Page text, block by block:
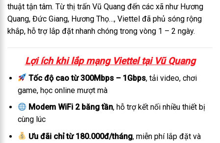
thuật tận tâm. Từ thị trấn Vũ Quang đến các xã như Hương
Quang, Đức Giang, Hương Thọ…, Viettel đã phủ sóng rộng
khắp, hỗ trợ lắp đặt nhanh chóng trong vòng 1 – 2 ngày.
Lợi ích khi lắp mạng Viettel tại Vũ Quang
Tốc độ cao từ 300Mbps – 1Gbps, tải video, chơi
game, học online mượt mà
Modem WiFi 2 băng tần, hỗ trợ kết nối nhiều thiết bị
cùng lúc
Ưu đãi chỉ từ 180.000đ/tháng, miễn phí lắp đặt và